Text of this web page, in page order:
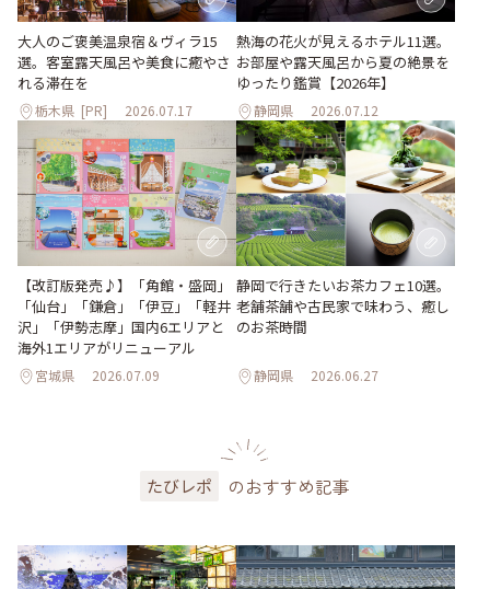
大人のご褒美温泉宿＆ヴィラ15
選。客室露天風呂や美食に癒やさ
れる滞在を
栃木県 [PR] 2026.07.17
熱海の花火が見えるホテル11選。
お部屋や露天風呂から夏の絶景を
ゆったり鑑賞【2026年】
静岡県 2026.07.12
【改訂版発売♪】「角館・盛岡」
「仙台」「鎌倉」「伊豆」「軽井
沢」「伊勢志摩」国内6エリアと
海外1エリアがリニューアル
宮城県 2026.07.09
静岡で行きたいお茶カフェ10選。
老舗茶舗や古民家で味わう、癒し
のお茶時間
静岡県 2026.06.27
たびレポ のおすすめ記事